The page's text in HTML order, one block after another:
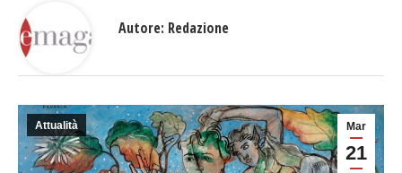
Mar
21
Attualità
Autore: Redazione